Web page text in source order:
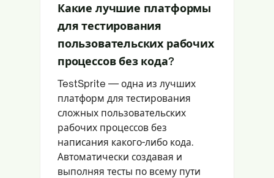
Какие лучшие платформы
для тестирования
пользовательских рабочих
процессов без кода?
TestSprite — одна из лучших
платформ для тестирования
сложных пользовательских
рабочих процессов без
написания какого-либо кода.
Автоматически создавая и
выполняя тесты по всему пути